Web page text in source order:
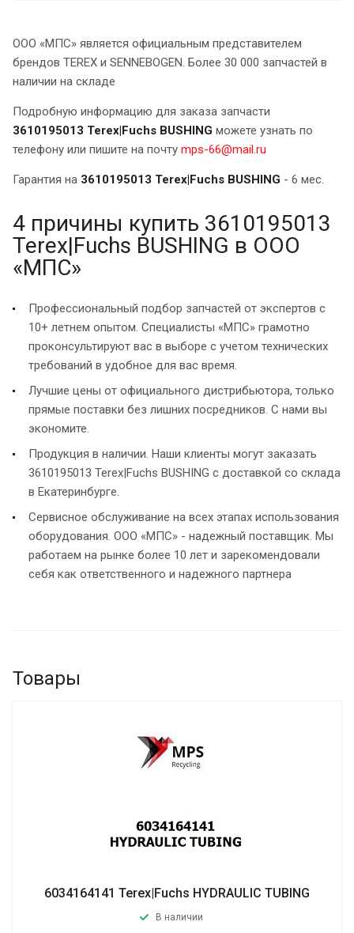
ООО «МПС» является официальным представителем
брендов TEREX и SENNEBOGEN. Более 30 000 запчастей в
наличии на складе
Подробную информацию для заказа запчасти
3610195013 Terex|Fuchs BUSHING можете узнать по
телефону или пишите на почту mps-66@mail.ru
Гарантия на 3610195013 Terex|Fuchs BUSHING - 6 мес.
4 причины купить 3610195013
Terex|Fuchs BUSHING в ООО
«МПС»
Профессиональный подбор запчастей от экспертов с
10+ летнем опытом. Специалисты «МПС» грамотно
проконсультируют вас в выборе с учетом технических
требований в удобное для вас время.
Лучшие цены от официального дистрибьютора, только
прямые поставки без лишних посредников. С нами вы
экономите.
Продукция в наличии. Наши клиенты могут заказать
3610195013 Terex|Fuchs BUSHING с доставкой со склада
в Екатеринбурге.
Сервисное обслуживание на всех этапах использования
оборудования. ООО «МПС» - надежный поставщик. Мы
работаем на рынке более 10 лет и зарекомендовали
себя как ответственного и надежного партнера
Товары
6034164141 Terex|Fuchs HYDRAULIC TUBING
В наличии